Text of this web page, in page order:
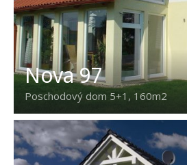
Nova 97
Poschodový dom 5+1, 160m2